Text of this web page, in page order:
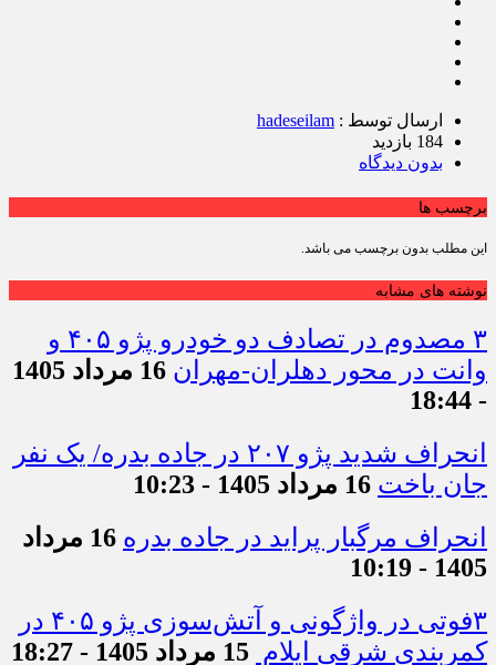
ارسال توسط : hadeseilam
184 بازدید
بدون دیدگاه
برچسب ها
این مطلب بدون برچسب می باشد.
نوشته های مشابه
۳ مصدوم در تصادف دو خودرو پژو ۴۰۵ و
وانت در محور دهلران-مهران
16 مرداد 1405
- 18:44
انحراف شدید پژو ۲۰۷ در جاده بدره/ یک نفر
جان باخت 16 مرداد 1405 - 10:23
انحراف مرگبار پراید در جاده بدره
16 مرداد
1405 - 10:19
۳فوتی در واژگونی و آتش‌سوزی پژو ۴۰۵ در
کمربندی شرقی ایلام 15 مرداد 1405 - 18:27